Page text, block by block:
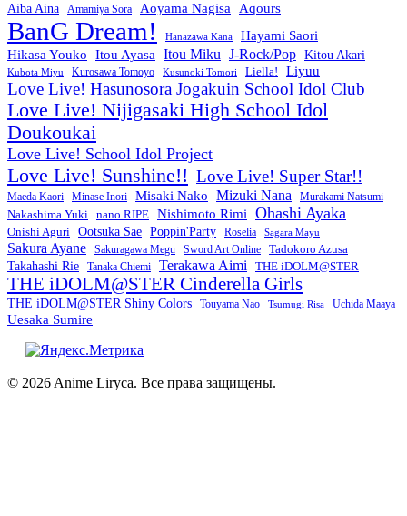
Aiba Aina Amamiya Sora Aoyama Nagisa Aqours
BanG Dream! Hanazawa Kana
Hayami Saori
Hikasa Youko
Itou Ayasa Itou Miku J-Rock/Pop Kitou Akari
Kubota Miyu Kurosawa Tomoyo Kusunoki Tomori Liella! Liyuu
Love Live! Hasunosora Jogakuin School Idol Club
Love Live! Nijigasaki High School Idol
Doukoukai
Love Live! School Idol Project
Love Live! Sunshine!! Love Live! Super Star!!
Maeda Kaori Minase Inori Misaki Nako Mizuki Nana Murakami Natsumi
Nakashima Yuki nano.RIPE Nishimoto Rimi Ohashi Ayaka
Onishi Aguri Ootsuka Sae Poppin'Party Roselia Sagara Mayu
Sakura Ayane Sakuragawa Megu Sword Art Online Tadokoro Azusa
Takahashi Rie Tanaka Chiemi Terakawa Aimi THE iDOLM@STER
THE iDOLM@STER Cinderella Girls
THE iDOLM@STER Shiny Colors Touyama Nao Tsumugi Risa Uchida Maaya
Uesaka Sumire
© 2026 Anime Liryca. Все права защищены.